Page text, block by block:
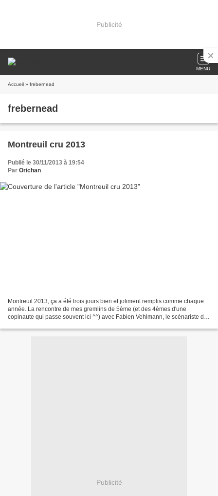
Publicité
MENU
Accueil » frebernead
frebernead
Montreuil cru 2013
Publié le 30/11/2013 à 19:54
Par Orichan
Montreuil 2013, ça a été trois jours bien et joliment remplis comme chaque
année. La rencontre de mes gremlins de 5ème (et des 4èmes d'une
copinaute qui passe souvent ici ^^) avec Fabien Vehlmann, le scénariste de
Publicité